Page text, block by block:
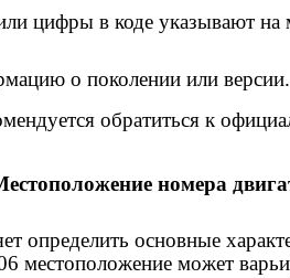
цифры в коде указывают
о поколении или версии.
обратиться к
номера
определить основные
местоположение может